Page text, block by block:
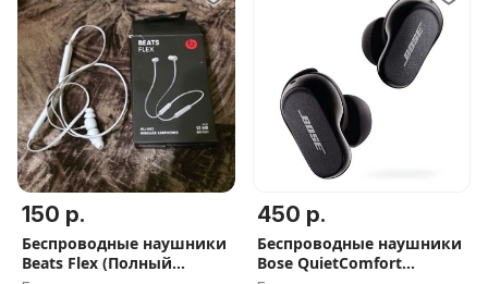
150 р.
Беспроводные наушники
Beats Flex (Полный
450 р.
Беспроводные наушники
Bose QuietComfort